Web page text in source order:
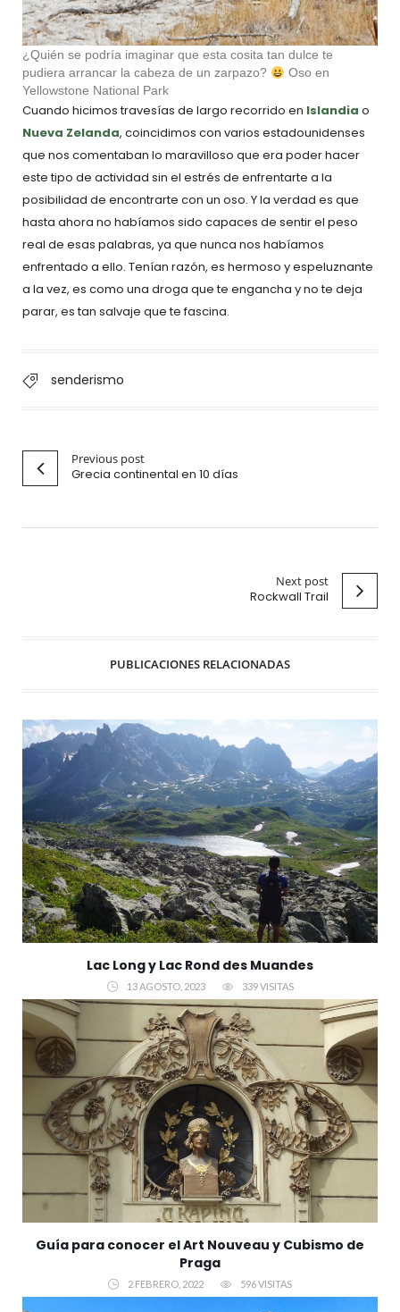
¿Quién se podría imaginar que esta cosita tan dulce te
pudiera arrancar la cabeza de un zarpazo?
Oso en
Yellowstone National Park
Cuando hicimos travesías de largo recorrido en Islandia o
Nueva Zelanda, coincidimos con varios estadounidenses
que nos comentaban lo maravilloso que era poder hacer
este tipo de actividad sin el estrés de enfrentarte a la
posibilidad de encontrarte con un oso. Y la verdad es que
hasta ahora no habíamos sido capaces de sentir el peso
real de esas palabras, ya que nunca nos habíamos
enfrentado a ello. Tenían razón, es hermoso y espeluznante
a la vez, es como una droga que te engancha y no te deja
parar, es tan salvaje que te fascina.
senderismo
Previous post
Grecia continental en 10 días
Next post
Rockwall Trail
PUBLICACIONES RELACIONADAS
Lac Long y Lac Rond des Muandes
13 AGOSTO, 2023 339 VISITAS
Guía para conocer el Art Nouveau y Cubismo de
Praga
2 FEBRERO, 2022 596 VISITAS